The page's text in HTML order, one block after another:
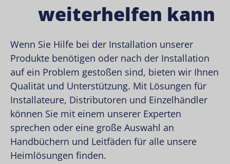
weiterhelfen kann
Wenn Sie Hilfe bei der Installation unserer
Produkte benötigen oder nach der Installation
auf ein Problem gestoßen sind, bieten wir Ihnen
Qualität und Unterstützung. Mit Lösungen für
Installateure, Distributoren und Einzelhändler
können Sie mit einem unserer Experten
sprechen oder eine große Auswahl an
Handbüchern und Leitfäden für alle unsere
Heimlösungen finden.